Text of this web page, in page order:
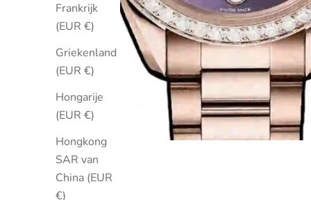
Frankrijk
(EUR €)
Griekenland
(EUR €)
Hongarije
(EUR €)
Hongkong
SAR van
China (EUR
€)